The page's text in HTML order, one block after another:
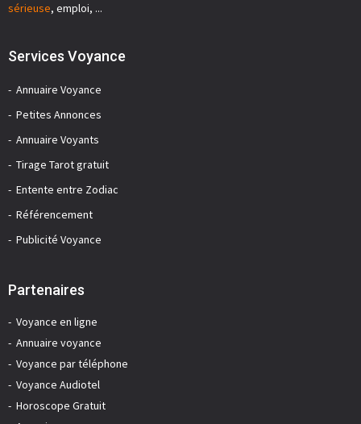
sérieuse, emploi, ...
Services Voyance
Annuaire Voyance
Petites Annonces
Annuaire Voyants
Tirage Tarot gratuit
Entente entre Zodiac
Référencement
Publicité Voyance
Partenaires
Voyance en ligne
Annuaire voyance
Voyance par téléphone
Voyance Audiotel
Horoscope Gratuit